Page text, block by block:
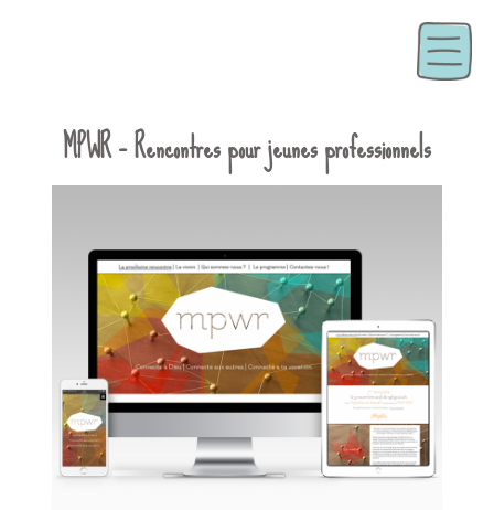
MPWR – Rencontres pour jeunes professionnels